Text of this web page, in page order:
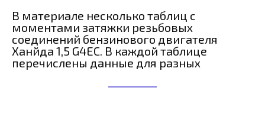
В материале несколько таблиц с
моментами затяжки резьбовых
соединений бензинового двигателя
Ханйда 1,5 G4EC. В каждой таблице
перечислены данные для разных